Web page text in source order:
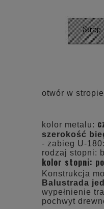
otwór w
kolor metalu:
szerokość
- zabieg U-
rodzaj stopni:
kolor stopni:
Konstrukcja
Balustrada
wypełnienie
pochwyt